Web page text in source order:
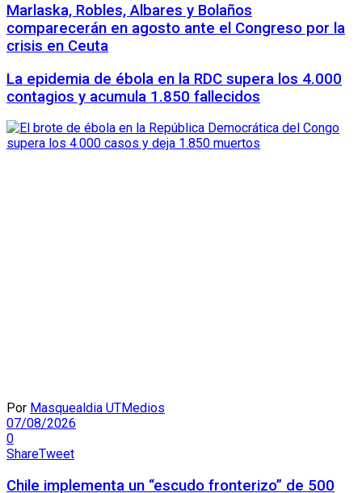
Marlaska, Robles, Albares y Bolaños
comparecerán en agosto ante el Congreso por la
crisis en Ceuta
La epidemia de ébola en la RDC supera los 4.000
contagios y acumula 1.850 fallecidos
Por Masquealdia UTMedios
07/08/2026
0
ShareTweet
Chile implementa un “escudo fronterizo” de 500